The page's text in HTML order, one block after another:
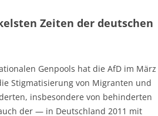
Zeiten der deutschen
Genpools hat die AfD im März
Stigmatisierung von Migranten und
insbesondere von behinderten
der — in Deutschland 2011 mit